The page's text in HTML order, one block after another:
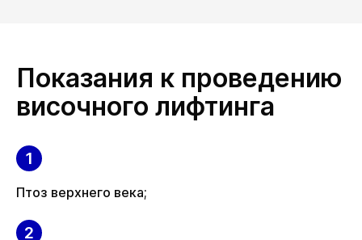
Показания к проведению
височного лифтинга
Птоз верхнего века;